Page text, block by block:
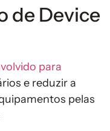
de Device
para
e reduzir a
pelas